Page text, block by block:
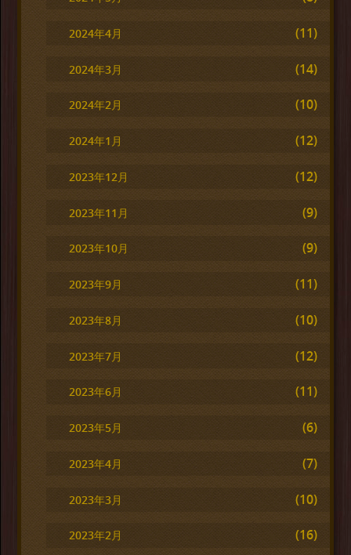
2024年4月 (11)
2024年3月 (14)
2024年2月 (10)
2024年1月 (12)
2023年12月 (12)
2023年11月 (9)
2023年10月 (9)
2023年9月 (11)
2023年8月 (10)
2023年7月 (12)
2023年6月 (11)
2023年5月 (6)
2023年4月 (7)
2023年3月 (10)
2023年2月 (16)